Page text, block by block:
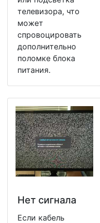
телевизора, что
может
спровоцировать
дополнительно
поломке блока
питания.
Нет сигнала
Если кабель